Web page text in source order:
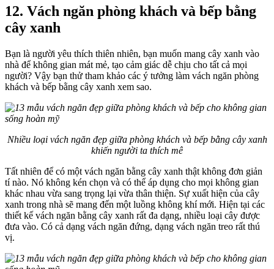
12. Vách ngăn phòng khách và bếp bằng
cây xanh
Bạn là người yêu thích thiên nhiên, bạn muốn mang cây xanh vào
nhà để không gian mát mẻ, tạo cảm giác dễ chịu cho tất cả mọi
người? Vậy bạn thử tham khảo các ý tưởng làm vách ngăn phòng
khách và bếp bằng cây xanh xem sao.
Nhiều loại vách ngăn đẹp giữa phòng khách và bếp bằng cây xanh
khiến người ta thích mê
Tất nhiên để có một vách ngăn bằng cây xanh thật không đơn giản
tí nào. Nó không kén chọn và có thể áp dụng cho mọi không gian
khác nhau vừa sang trọng lại vừa thân thiện. Sự xuất hiện của cây
xanh trong nhà sẽ mang đến một luồng không khí mới. Hiện tại các
thiết kế vách ngăn bằng cây xanh rất đa dạng, nhiều loại cây được
đưa vào. Có cả dạng vách ngăn đứng, dạng vách ngăn treo rất thú
vị.